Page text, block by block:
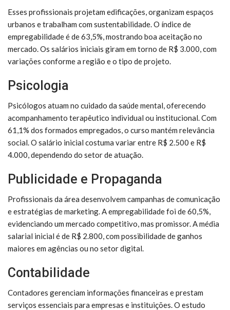
Esses profissionais projetam edificações, organizam espaços
urbanos e trabalham com sustentabilidade. O índice de
empregabilidade é de 63,5%, mostrando boa aceitação no
mercado. Os salários iniciais giram em torno de R$ 3.000, com
variações conforme a região e o tipo de projeto.
Psicologia
Psicólogos atuam no cuidado da saúde mental, oferecendo
acompanhamento terapêutico individual ou institucional. Com
61,1% dos formados empregados, o curso mantém relevância
social. O salário inicial costuma variar entre R$ 2.500 e R$
4.000, dependendo do setor de atuação.
Publicidade e Propaganda
Profissionais da área desenvolvem campanhas de comunicação
e estratégias de marketing. A empregabilidade foi de 60,5%,
evidenciando um mercado competitivo, mas promissor. A média
salarial inicial é de R$ 2.800, com possibilidade de ganhos
maiores em agências ou no setor digital.
Contabilidade
Contadores gerenciam informações financeiras e prestam
serviços essenciais para empresas e instituições. O estudo